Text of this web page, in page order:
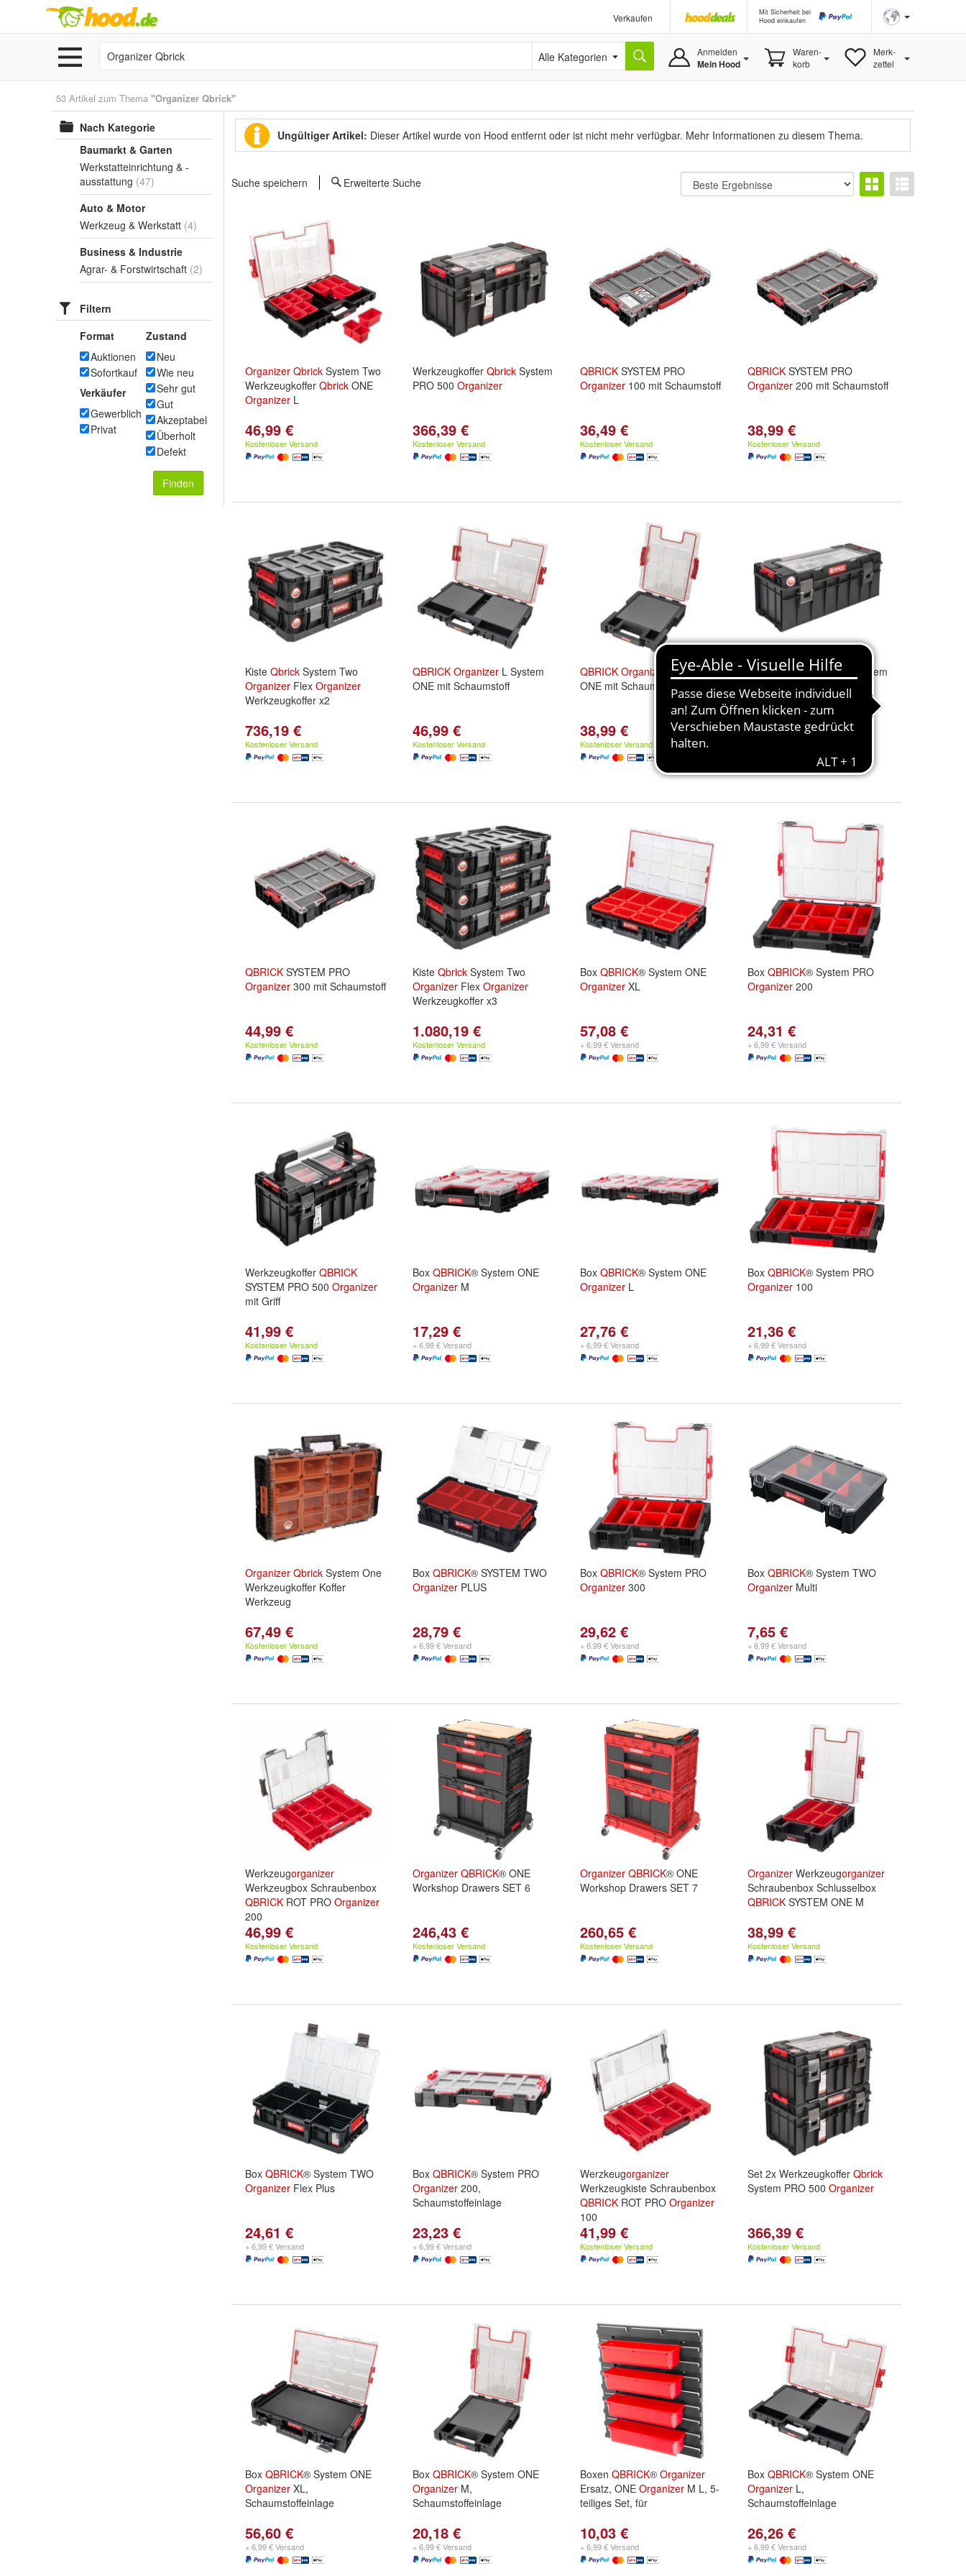
Verkaufen
Mit Sicherheit bei
Hood einkaufen
Alle Kategorien Anmelden
Mein Hood
Waren-
korb
Merk-
zettel
53 Artikel zum Thema "Organizer Qbrick"
Nach Kategorie
Baumarkt & Garten
Werkstatteinrichtung & -
ausstattung (47)
Auto & Motor
Werkzeug & Werkstatt (4)
Business & Industrie
Agrar- & Forstwirtschaft (2)
Filtern
Format
Auktionen
Sofortkauf
Verkäufer
Gewerblich
Privat
Zustand
Neu
Wie neu
Sehr gut
Gut
Akzeptabel
Überholt
Defekt
Finden
Ungültiger Artikel: Dieser Artikel wurde von Hood entfernt oder ist nicht mehr verfügbar. Mehr Informationen zu diesem Thema.
Suche speichern Erweiterte Suche
Organizer Qbrick System Two
Werkzeugkoffer Qbrick ONE
Organizer L
46,99 €
Kostenloser Versand
Werkzeugkoffer Qbrick System
PRO 500 Organizer
366,39 €
Kostenloser Versand
QBRICK SYSTEM PRO
Organizer 100 mit Schaumstoff
36,49 €
Kostenloser Versand
QBRICK SYSTEM PRO
Organizer 200 mit Schaumstoff
38,99 €
Kostenloser Versand
Kiste Qbrick System Two
Organizer Flex Organizer
Werkzeugkoffer x2
736,19 €
Kostenloser Versand
QBRICK Organizer L System
ONE mit Schaumstoff
46,99 €
Kostenloser Versand
QBRICK Organizer
M System
ONE mit Schaumstoff
38,99 €
Kostenloser Versand
WerkzeugkofferQbrick
System
PRO 600
Organizer Alugriff
46,99 €
QBRICK SYSTEM PRO
Organizer 300 mit Schaumstoff
44,99 €
Kostenloser Versand
Kiste Qbrick System Two
Organizer Flex Organizer
Werkzeugkoffer x3
1.080,19 €
Kostenloser Versand
Box QBRICK® System ONE
Organizer XL
57,08 €
+ 6,99 € Versand
Box QBRICK® System PRO
Organizer 200
24,31 €
+ 6,99 € Versand
Werkzeugkoffer QBRICK
SYSTEM PRO 500 Organizer
mit Griff
41,99 €
Kostenloser Versand
Box QBRICK® System ONE
Organizer M
17,29 €
+ 6,99 € Versand
Box QBRICK® System ONE
Organizer L
27,76 €
+ 6,99 € Versand
Box QBRICK® System PRO
Organizer 100
21,36 €
+ 6,99 € Versand
Organizer Qbrick System One
Werkzeugkoffer Koffer
Werkzeug
67,49 €
Kostenloser Versand
Box QBRICK® SYSTEM TWO
Organizer PLUS
28,79 €
+ 6,99 € Versand
Box QBRICK® System PRO
Organizer 300
29,62 €
+ 6,99 € Versand
Box QBRICK® System TWO
Organizer Multi
7,65 €
+ 6,99 € Versand
Werkzeugorganizer
Werkzeugbox Schraubenbox
QBRICK ROT PRO Organizer
200
46,99 €
Kostenloser Versand
Organizer QBRICK® ONE
Workshop Drawers SET 6
246,43 €
Kostenloser Versand
Organizer QBRICK® ONE
Workshop Drawers SET 7
260,65 €
Kostenloser Versand
Organizer Werkzeugorganizer
Schraubenbox Schlusselbox
QBRICK SYSTEM ONE M
38,99 €
Kostenloser Versand
Box QBRICK® System TWO
Organizer Flex Plus
24,61 €
+ 6,99 € Versand
Box QBRICK® System PRO
Organizer 200,
Schaumstoffeinlage
23,23 €
+ 6,99 € Versand
Werzkeugorganizer
Werkzeugkiste Schraubenbox
QBRICK ROT PRO Organizer
100
41,99 €
Kostenloser Versand
Set 2x Werkzeugkoffer Qbrick
System PRO 500 Organizer
366,39 €
Kostenloser Versand
Box QBRICK® System ONE
Organizer XL,
Schaumstoffeinlage
56,60 €
+ 6,99 € Versand
Box QBRICK® System ONE
Organizer M,
Schaumstoffeinlage
20,18 €
+ 6,99 € Versand
Boxen QBRICK® Organizer
Ersatz, ONE Organizer M L, 5-
teiliges Set, für
10,03 €
+ 6,99 € Versand
Box QBRICK® System ONE
Organizer L,
Schaumstoffeinlage
26,26 €
+ 6,99 € Versand